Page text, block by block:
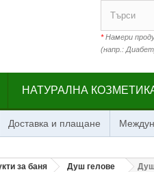
*Намери
(напр.:
НАТУРАЛНА
Доставка и плащане
за баня Душ гелове Душ